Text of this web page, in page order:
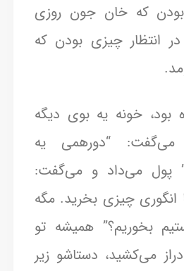
که خان جون روزی
انتظار چیزی بودن که
بود، خونه یه بوی دیگه
“دورهمی یه
پول می‌داد و می‌گفت:
انگوری چیزی بخرید. مگه
بخوریم؟” همیشه تو
می‌کشید، دستاشو زیر